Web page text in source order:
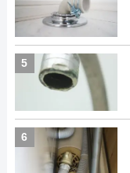
5
6